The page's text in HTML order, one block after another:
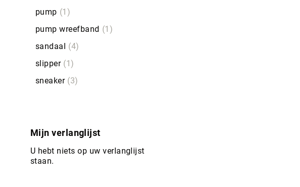
pump
1
pump wreefband
1
sandaal
4
slipper
1
sneaker
3
Mijn verlanglijst
U hebt niets op uw verlanglijst
staan.